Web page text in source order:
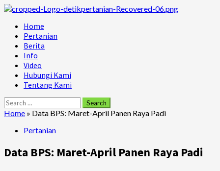
Skip
content
Primary
Menu
Home
Pertanian
Berita
Info
Video
Hubungi Kami
Tentang Kami
Search
for:
Home » Data BPS: Maret-April Panen Raya Padi
Pertanian
Data BPS: Maret-April Panen Raya Padi